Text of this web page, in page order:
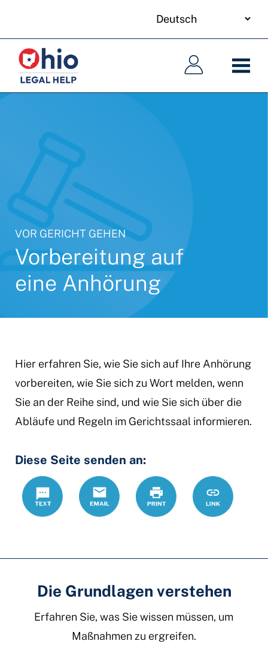
main
content
Hauptnavigation
Hauptnavigation
VOR GERICHT GEHEN
Vorbereitung auf
eine Anhörung
Hier erfahren Sie, wie Sie sich auf Ihre Anhörung
vorbereiten, wie Sie sich zu Wort melden, wenn
Sie an der Reihe sind, und wie Sie sich über die
Abläufe und Regeln im Gerichtssaal informieren.
Diese Seite senden an:
Text
Email Print https://
Link
Die Grundlagen verstehen
Erfahren Sie, was Sie wissen müssen, um
Maßnahmen zu ergreifen.